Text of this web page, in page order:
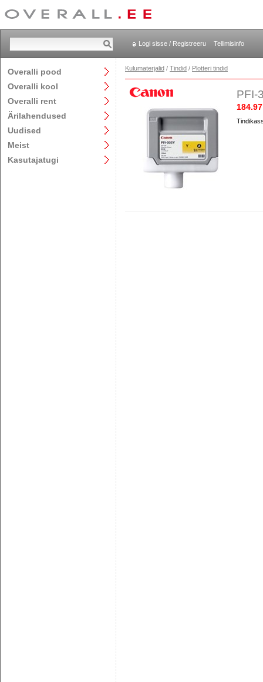
Logi sisse / Registreeru Tellimisinfo
Overalli pood
Overalli kool
Overalli rent
Ärilahendused
Uudised
Meist
Kasutajatugi
Kulumaterjalid / Tindid / Plotteri tindid
PFI-